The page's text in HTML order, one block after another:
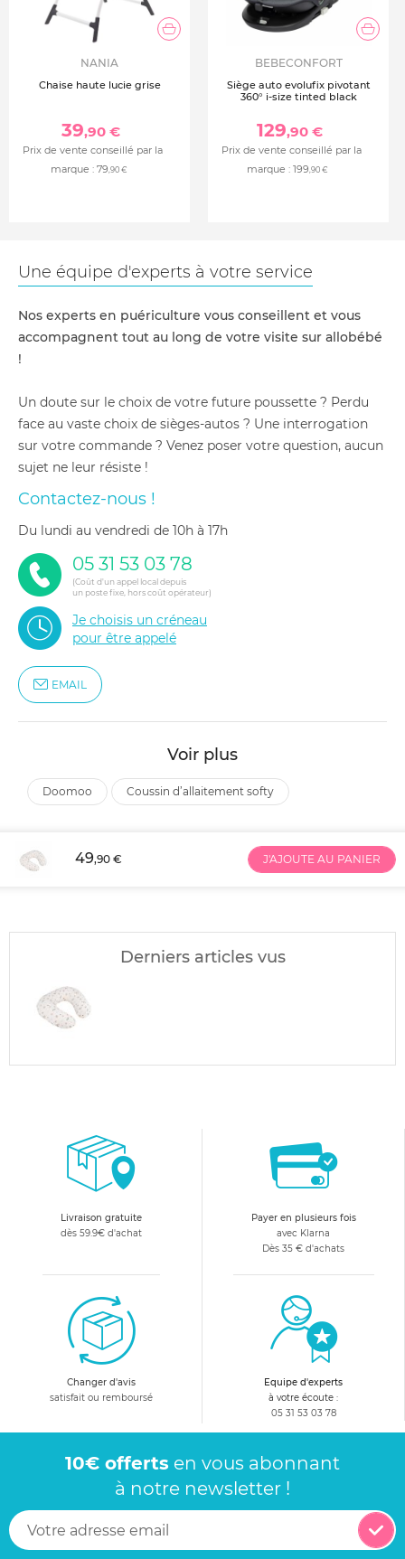
NANIA
Chaise haute lucie grise
39,90 €
Prix de vente conseillé par la
marque : 79,90 €
BEBECONFORT
Siège auto evolufix pivotant
360° i-size tinted black
129,90 €
Prix de vente conseillé par la
marque : 199,90 €
Une équipe d'experts à votre service
Nos experts en puériculture vous conseillent et vous
accompagnent tout au long de votre visite sur allobébé
!
Un doute sur le choix de votre future poussette ? Perdu
face au vaste choix de sièges-autos ? Une interrogation
sur votre commande ? Venez poser votre question, aucun
sujet ne leur résiste !
Contactez-nous !
du lundi au vendredi de 10h à 17h
05 31 53 03 78
(Coût d'un appel local depuis
un poste fixe, hors coût opérateur)
Je choisis un créneau
pour être appelé
EMAIL
Voir plus
doomoo coussin d’allaitement softy
49,90 € J'AJOUTE AU PANIER
Derniers articles vus
Livraison gratuite
dès 59.9€ d'achat
Payer en plusieurs fois
avec Klarna
Dès 35 € d'achats
Changer d'avis
satisfait ou remboursé
Equipe d'experts
à votre écoute :
05 31 53 03 78
10€ offerts en vous abonnant
à notre newsletter !